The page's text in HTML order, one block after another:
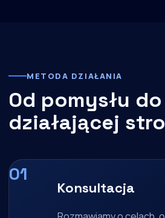
METODA DZIAŁANIA
Od pomysłu do
działającej
Konsultacja